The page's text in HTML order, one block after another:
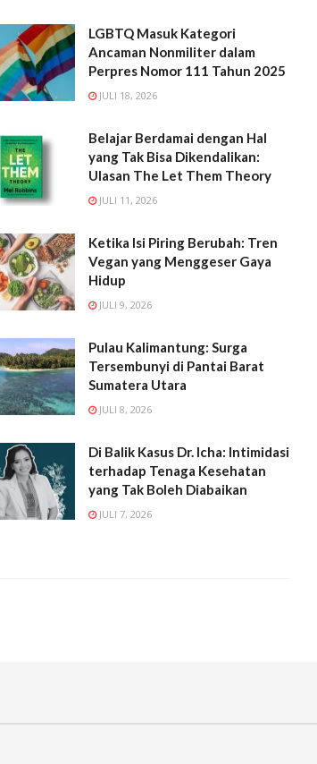
LGBTQ Masuk Kategori
Ancaman Nonmiliter dalam
Perpres Nomor 111 Tahun 2025
JULI 18, 2026
Belajar Berdamai dengan Hal
yang Tak Bisa Dikendalikan:
Ulasan The Let Them Theory
JULI 11, 2026
Ketika Isi Piring Berubah: Tren
Vegan yang Menggeser Gaya
Hidup
JULI 9, 2026
Pulau Kalimantung: Surga
Tersembunyi di Pantai Barat
Sumatera Utara
JULI 8, 2026
Di Balik Kasus Dr. Icha: Intimidasi
terhadap Tenaga Kesehatan
yang Tak Boleh Diabaikan
JULI 7, 2026